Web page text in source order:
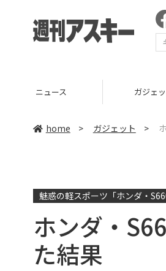
ニュース ガジェ
home > ガジェット >
魅惑の軽スポーツ「ホンダ・
ホンダ・
た結果